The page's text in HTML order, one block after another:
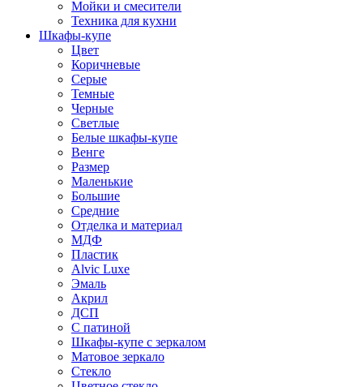
Мойки и смесители
Техника для кухни
Шкафы-купе
Цвет
Коричневые
Серые
Темные
Черные
Светлые
Белые шкафы-купе
Венге
Размер
Маленькие
Большие
Средние
Отделка и материал
МДФ
Пластик
Alvic Luxe
Эмаль
Акрил
ДСП
С патиной
Шкафы-купе с зеркалом
Матовое зеркало
Стекло